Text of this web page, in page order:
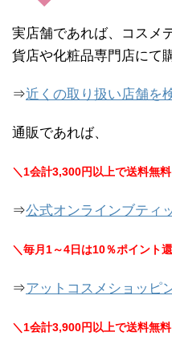
実店舗であれば、コスメ
貨店や化粧品専門店にて
⇒近くの取り扱い店舗を
通販であれば、
＼1会計3,300円以上で送料無
⇒公式オンラインブティ
＼毎月1～4日は10％ポイント
⇒アットコスメショッピ
＼1会計3,900円以上で送料無